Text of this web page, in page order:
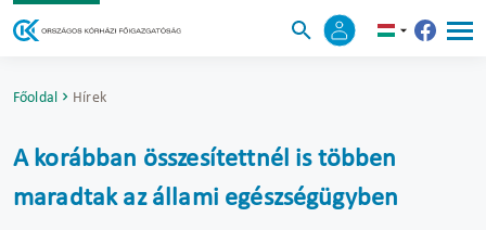
Főoldal Hírek
A korábban összesítettnél is többen
maradtak az állami egészségügyben